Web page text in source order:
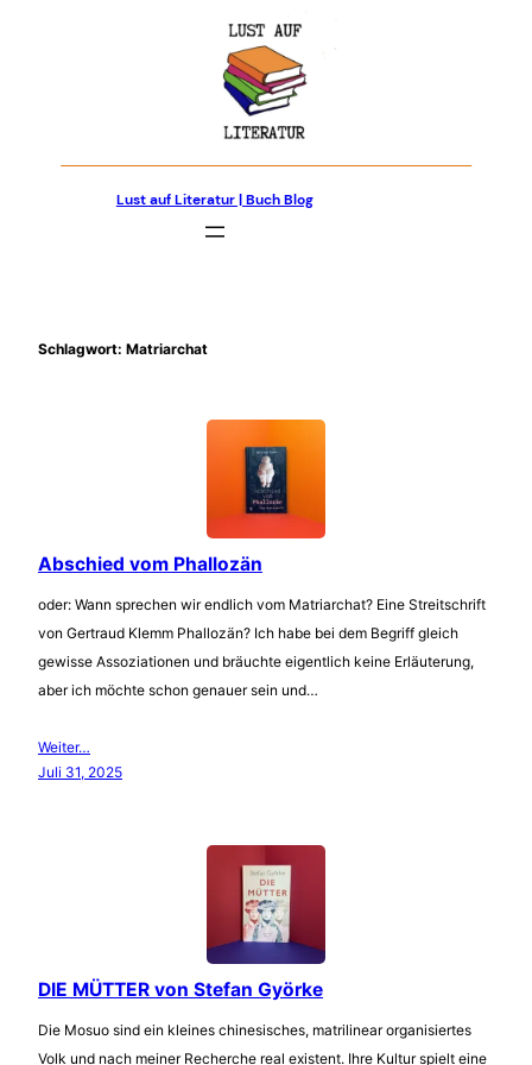
Lust auf Literatur | Buch Blog
Schlagwort: Matriarchat
Abschied vom Phallozän
oder: Wann sprechen wir endlich vom Matriarchat? Eine Streitschrift
von Gertraud Klemm Phallozän? Ich habe bei dem Begriff gleich
gewisse Assoziationen und bräuchte eigentlich keine Erläuterung,
aber ich möchte schon genauer sein und…
Weiter…
Juli 31, 2025
DIE MÜTTER von Stefan Györke
Die Mosuo sind ein kleines chinesisches, matrilinear organisiertes
Volk und nach meiner Recherche real existent. Ihre Kultur spielt eine